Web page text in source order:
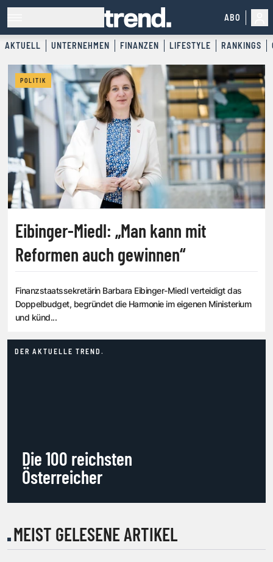
ABO
AKTUELL UNTERNEHMEN FINANZEN LIFESTYLE RANKINGS
trend. FOR BUSINESS
POLITIK
Eibinger-Miedl: „Man kann mit
Reformen auch gewinnen“
Finanzstaatssekretärin Barbara Eibinger-Miedl verteidigt das
Doppelbudget, begründet die Harmonie im eigenen Ministerium
und künd...
DER AKTUELLE TREND.
Die 100 reichsten
Österreicher
MEIST GELESENE ARTIKEL